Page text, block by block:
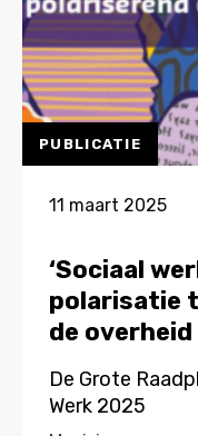
PUBLICATIE
11 maart 2025
‘Sociaal
polarisatie
de overheid
De Grote
Werk 2025